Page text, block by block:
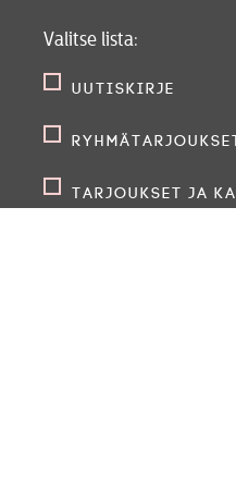
Valitse lista:
Uutiskirje
Tarjoukset ja